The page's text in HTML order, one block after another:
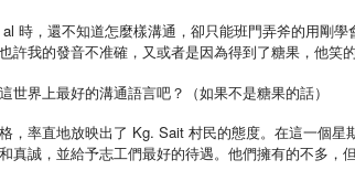
al 時，還不知道怎麼樣溝通，卻只能班門弄斧的用剛學
許我的發音不准確，又或者是因為得到了糖果，他笑
世界上最好的溝通語言吧？（如果不是糖果的話）
，率直地放映出了 Kg. Sait 村民的態度。在這一個星
真誠，並給予志工們最好的待遇。他們擁有的不多，